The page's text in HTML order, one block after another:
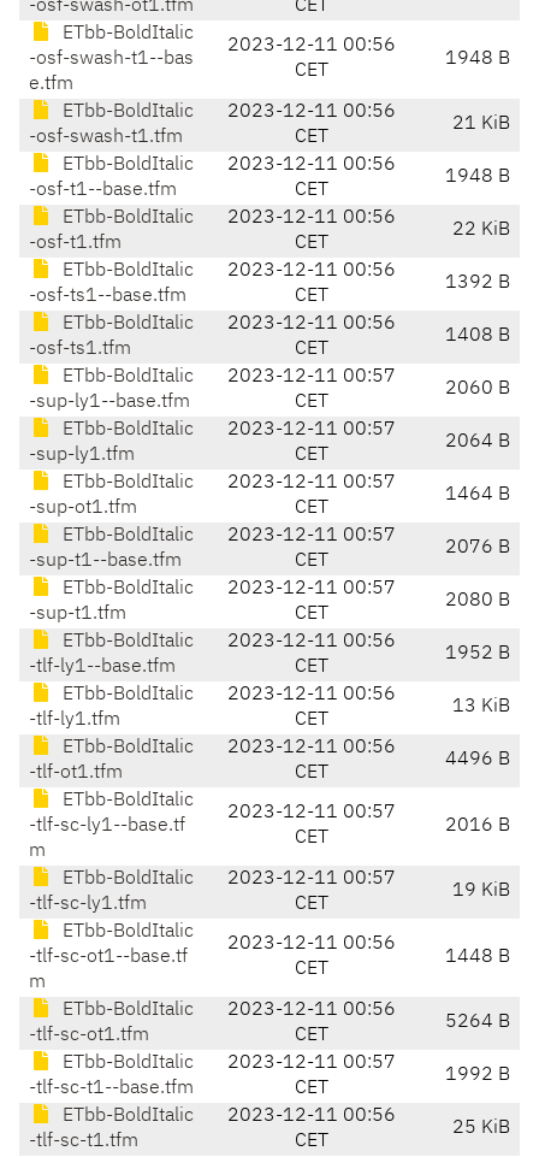
-osf-swash-ot1.tfm
CET
ETbb-BoldItalic
-osf-swash-t1--bas
e.tfm
2023-12-11 00:56
CET
1948 B
ETbb-BoldItalic
-osf-swash-t1.tfm
2023-12-11 00:56
CET
21 KiB
ETbb-BoldItalic
-osf-t1--base.tfm
2023-12-11 00:56
CET
1948 B
ETbb-BoldItalic
-osf-t1.tfm
2023-12-11 00:56
CET
22 KiB
ETbb-BoldItalic
-osf-ts1--base.tfm
2023-12-11 00:56
CET
1392 B
ETbb-BoldItalic
-osf-ts1.tfm
2023-12-11 00:56
CET
1408 B
ETbb-BoldItalic
-sup-ly1--base.tfm
2023-12-11 00:57
CET
2060 B
ETbb-BoldItalic
-sup-ly1.tfm
2023-12-11 00:57
CET
2064 B
ETbb-BoldItalic
-sup-ot1.tfm
2023-12-11 00:57
CET
1464 B
ETbb-BoldItalic
-sup-t1--base.tfm
2023-12-11 00:57
CET
2076 B
ETbb-BoldItalic
-sup-t1.tfm
2023-12-11 00:57
CET
2080 B
ETbb-BoldItalic
-tlf-ly1--base.tfm
2023-12-11 00:56
CET
1952 B
ETbb-BoldItalic
-tlf-ly1.tfm
2023-12-11 00:56
CET
13 KiB
ETbb-BoldItalic
-tlf-ot1.tfm
2023-12-11 00:56
CET
4496 B
ETbb-BoldItalic
-tlf-sc-ly1--base.tf
m
2023-12-11 00:57
CET
2016 B
ETbb-BoldItalic
-tlf-sc-ly1.tfm
2023-12-11 00:57
CET
19 KiB
ETbb-BoldItalic
-tlf-sc-ot1--base.tf
m
2023-12-11 00:56
CET
1448 B
ETbb-BoldItalic
-tlf-sc-ot1.tfm
2023-12-11 00:56
CET
5264 B
ETbb-BoldItalic
-tlf-sc-t1--base.tfm
2023-12-11 00:57
CET
1992 B
ETbb-BoldItalic
-tlf-sc-t1.tfm
2023-12-11 00:56
CET
25 KiB